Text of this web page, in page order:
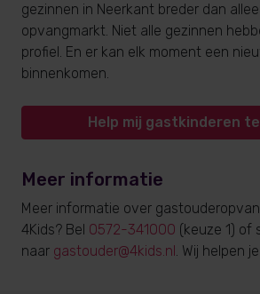
gezinnen in Neerkant breder dan
opvangmarkt. Niet alle gezinnen
profiel. En er kan elk moment een
binnenkomen.
Help mij gastkinderen
Meer informatie
Meer informatie over
4Kids? Bel 0572-341000 (keuze 1) of
naar gastouder@4kids.nl. Wij helpen